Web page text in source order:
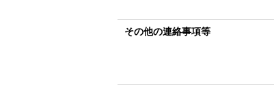
その他の連絡事項等